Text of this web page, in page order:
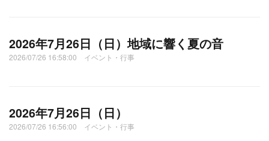
2026年7月26日（日）地域に響く夏の音
2026/07/26 16:58:00 イベント・行事
2026年7月26日（日）
2026/07/26 16:56:00 イベント・行事